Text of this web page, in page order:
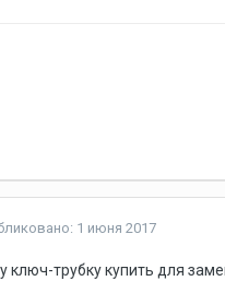
1 июня 2017
ключ-трубку купить для